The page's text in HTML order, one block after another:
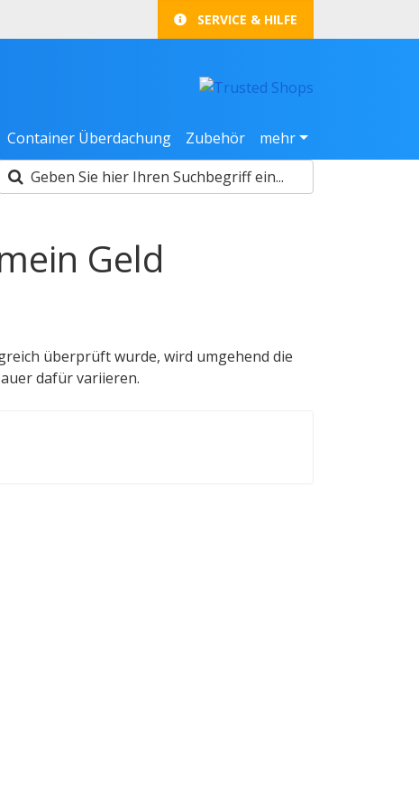
SERVICE & HILFE
Container Überdachung Zubehör
mehr
Geld
überprüft wurde, wird umgehend die
dafür variieren.